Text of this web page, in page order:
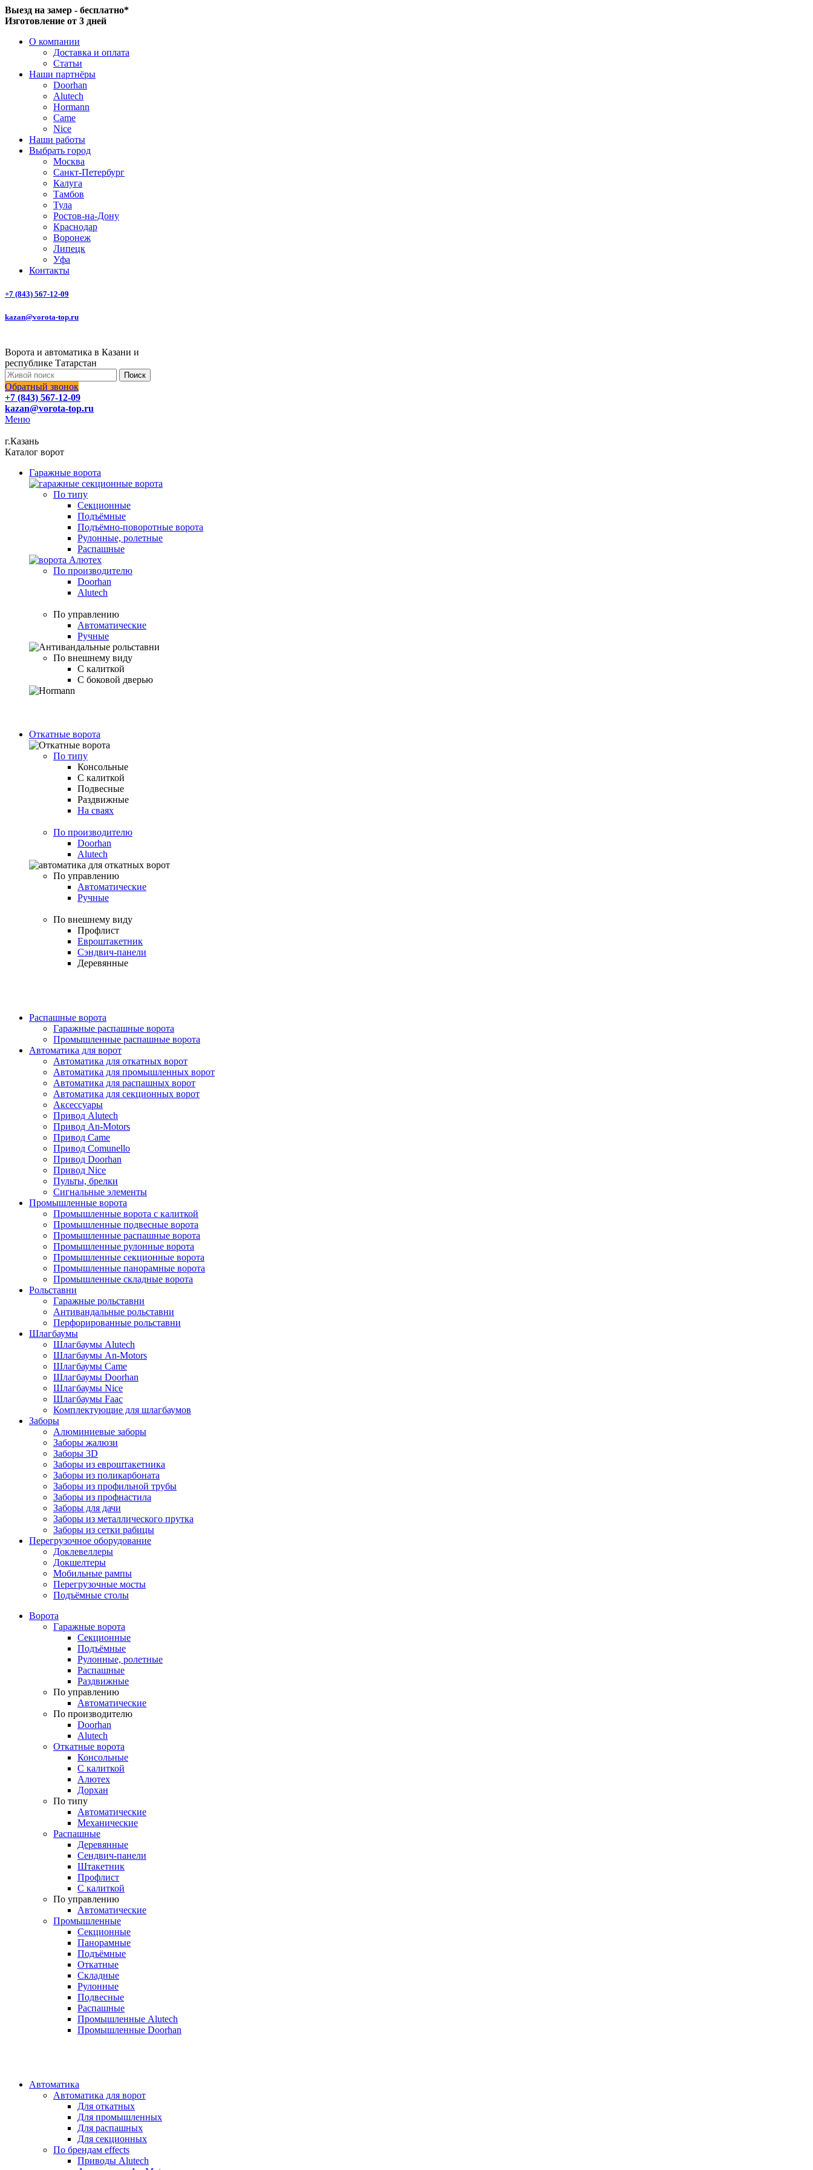
Выезд на замер - бесплатно*
Изготовление от 3 дней
О компании
Доставка и оплата
Статьи
Наши партнёры
Doorhan
Alutech
Hormann
Came
Nice
Наши работы
Выбрать город
Москва
Санкт-Петербург
Калуга
Тамбов
Тула
Ростов-на-Дону
Краснодар
Воронеж
Липецк
Уфа
Контакты
+7 (843) 567-12-09
kazan@vorota-top.ru
Ворота и автоматика в Казани и
республике Татарстан
Поиск
Обратный звонок
+7 (843) 567-12-09
kazan@vorota-top.ru
Меню
г.Казань
Каталог ворот
Гаражные ворота
По типу
Секционные
Подъёмные
Подъёмно-поворотные ворота
Рулонные, ролетные
Распашные
По производителю
Doorhan
Alutech
По управлению
Автоматические
Ручные
По внешнему виду
С калиткой
С боковой дверью
Откатные ворота
По типу
Консольные
С калиткой
Подвесные
Раздвижные
На сваях
По производителю
Doorhan
Alutech
По управлению
Автоматические
Ручные
По внешнему виду
Профлист
Евроштакетник
Сэндвич-панели
Деревянные
Распашные ворота
Гаражные распашные ворота
Промышленные распашные ворота
Автоматика для ворот
Автоматика для откатных ворот
Автоматика для промышленных ворот
Автоматика для распашных ворот
Автоматика для секционных ворот
Аксессуары
Привод Alutech
Привод An-Motors
Привод Came
Привод Comunello
Привод Doorhan
Привод Nice
Пульты, брелки
Сигнальные элементы
Промышленные ворота
Промышленные ворота с калиткой
Промышленные подвесные ворота
Промышленные распашные ворота
Промышленные рулонные ворота
Промышленные секционные ворота
Промышленные панорамные ворота
Промышленные складные ворота
Рольставни
Гаражные рольставни
Антивандальные рольставни
Перфорированные рольставни
Шлагбаумы
Шлагбаумы Alutech
Шлагбаумы An-Motors
Шлагбаумы Came
Шлагбаумы Doorhan
Шлагбаумы Nice
Шлагбаумы Faac
Комплектующие для шлагбаумов
Заборы
Алюминиевые заборы
Заборы жалюзи
Заборы 3D
Заборы из евроштакетника
Заборы из поликарбоната
Заборы из профильной трубы
Заборы из профнастила
Заборы для дачи
Заборы из металлического прутка
Заборы из сетки рабицы
Перегрузочное оборудование
Доклевеллеры
Докшелтеры
Мобильные рампы
Перегрузочные мосты
Подъёмные столы
Ворота
Гаражные ворота
Секционные
Подъёмные
Рулонные, ролетные
Распашные
Раздвижные
По управлению
Автоматические
По производителю
Doorhan
Alutech
Откатные ворота
Консольные
С калиткой
Алютех
Дорхан
По типу
Автоматические
Механические
Распашные
Деревянные
Сендвич-панели
Штакетник
Профлист
С калиткой
По управлению
Автоматические
Промышленные
Секционные
Панорамные
Подъёмные
Откатные
Складные
Рулонные
Подвесные
Распашные
Промышленные Alutech
Промышленные Doorhan
Автоматика
Автоматика для ворот
Для откатных
Для промышленных
Для распашных
Для секционных
По брендам effects
Приводы Alutech